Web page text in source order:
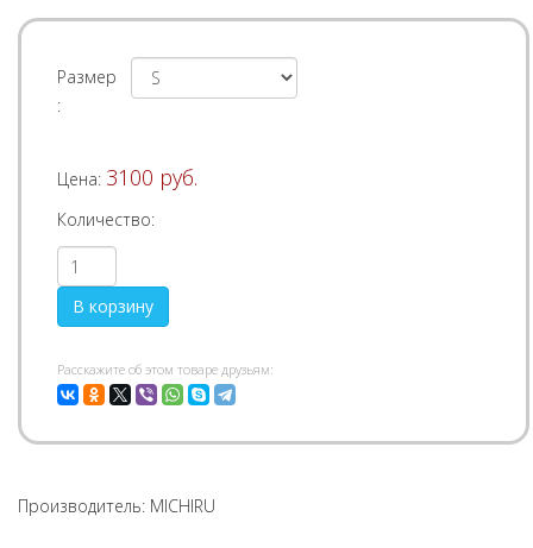
Размер
:
Цена: 3100 руб.
Количество:
Pасскажите об этом товаре друзьям:
Производитель: MICHIRU